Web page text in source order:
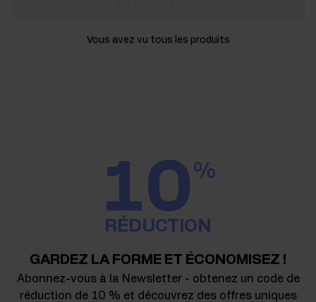
Vous avez vu tous les produits
10%
RÉDUCTION
GARDEZ LA FORME ET ÉCONOMISEZ !
Abonnez-vous à la Newsletter - obtenez un code de
réduction de 10 % et découvrez des offres uniques